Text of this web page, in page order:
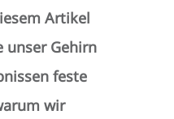
Artikel
unser Gehirn
feste
wir